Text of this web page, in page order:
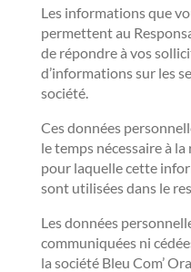
Les informations que
permettent au
de répondre à vos
d’informations sur les
société.
Ces données
le temps nécessaire à
pour laquelle cette
sont utilisées dans le
Les données
communiquées ni
la société Bleu Com’